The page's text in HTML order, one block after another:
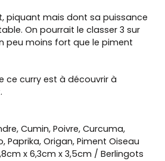
piquant mais dont sa puissance
On pourrait le classer 3 sur
peu moins fort que le piment
ce curry est à découvrir à
Cumin, Poivre, Curcuma,
Paprika, Origan, Piment Oiseau
x 6,3cm x 3,5cm / Berlingots